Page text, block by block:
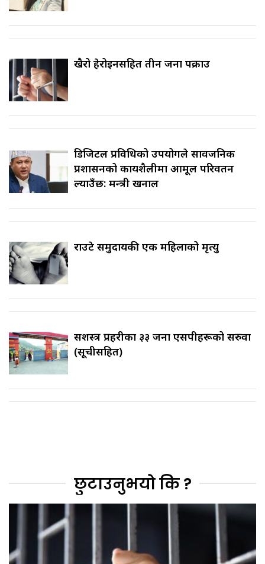
खैरो हेरोइनसहित तीन जना पक्राउ
डिजिटल प्रविधिको उपयोगले सार्वजनिक
प्रशासनको कार्यशैलीमा आमूल परिवर्तन
ल्याउँछ: मन्त्री खनाल
राउटे समुदायकी एक महिलाको मृत्यु
सशस्त्र प्रहरीका ३३ जना एसपीहरूको सरुवा
(सूचीसहित)
छुटाउनुभयो कि ?